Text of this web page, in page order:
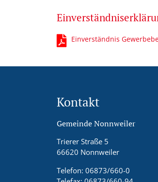
Einverständnis
Kontakt
Gemeinde Nonnweiler
Trierer Straße 5
66620 Nonnweiler
Telefon: 06873/660-0